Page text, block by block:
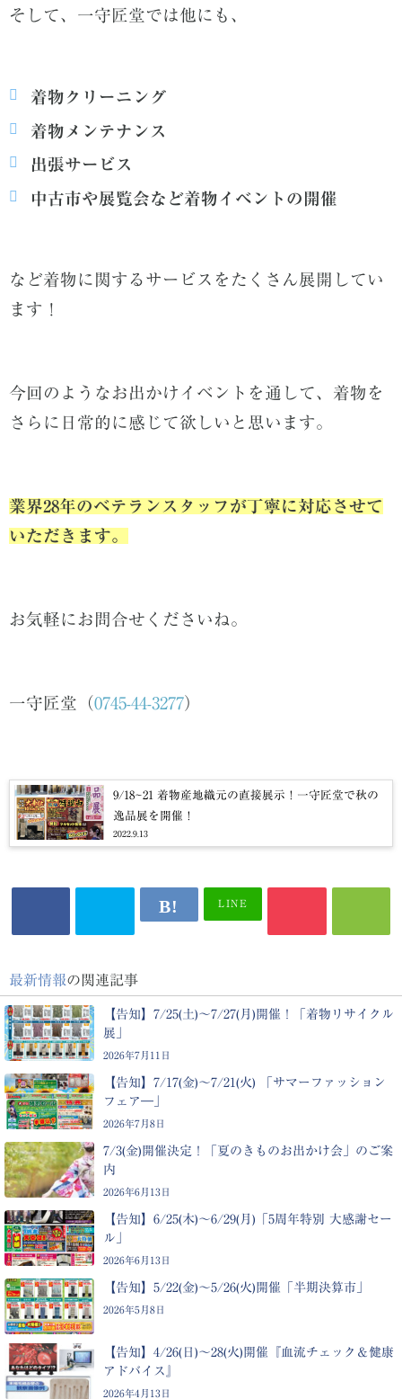
そして、一守匠堂では他にも、
着物クリーニング
着物メンテナンス
出張サービス
中古市や展覧会など着物イベントの開催
など着物に関するサービスをたくさん展開してい
ます！
今回のようなお出かけイベントを通して、着物を
さらに日常的に感じて欲しいと思います。
業界28年のベテランスタッフが丁寧に対応させて
いただきます。
お気軽にお問合せくださいね。
一守匠堂（0745-44-3277）
9/18~21 着物産地織元の直接展示！一守匠堂で秋の
逸品展を開催！
2022.9.13
LINE
最新情報の関連記事
【告知】7/25(土)～7/27(月)開催！「着物リサイクル
展」
2026年7月11日
【告知】7/17(金)～7/21(火) 「サマーファッション
フェア―」
2026年7月8日
7/3(金)開催決定！「夏のきものお出かけ会」のご案
内
2026年6月13日
【告知】6/25(木)〜6/29(月)「5周年特別 大感謝セー
ル」
2026年6月13日
【告知】5/22(金)〜5/26(火)開催「半期決算市」
2026年5月8日
【告知】4/26(日)〜28(火)開催『血流チェック＆健康
アドバイス』
2026年4月13日